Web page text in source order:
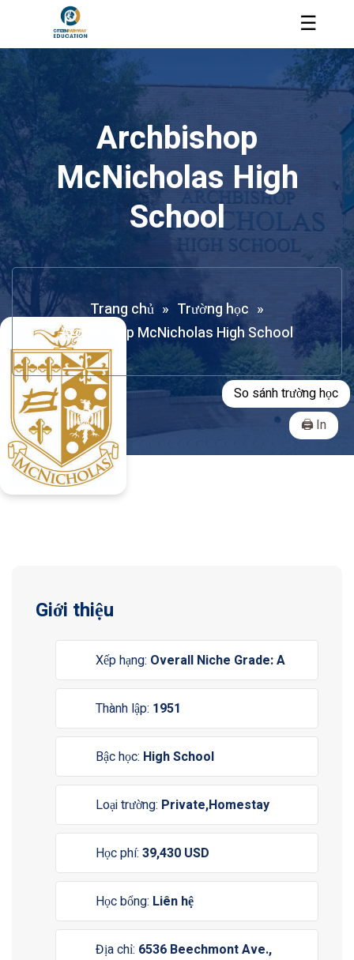
☰
Archbishop
McNicholas High
School
Trang chủ » Trường học »
Archbishop McNicholas High School
So sánh trường học
In
Giới thiệu
Xếp hạng: Overall Niche Grade: A
Thành lập: 1951
Bậc học: High School
Loại trường: Private,Homestay
Học phí: 39,430 USD
Học bổng: Liên hệ
Địa chỉ: 6536 Beechmont Ave.,